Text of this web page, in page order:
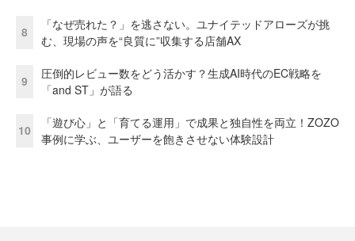
8
「なぜ売れた？」を逃さない。ユナイテッドアローズが挑
む、現場の声を“良質に”収集する店舗AX
9
圧倒的レビュー数をどう活かす？生成AI時代のEC戦略を
「and ST」が語る
10
「遊び心」と「育てる運用」で成果と独自性を両立！ZOZO
事例に学ぶ、ユーザーを飽きさせない体験設計